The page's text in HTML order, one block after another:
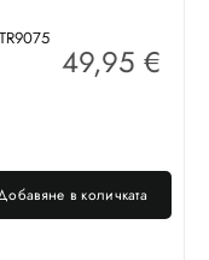
49,95 €
в количката